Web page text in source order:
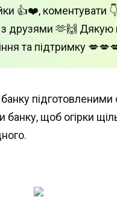
👍❤️, коментувати
з друзями 🫶🙌 Дякую
та підтримку
підготовленими
банку, щоб огірки